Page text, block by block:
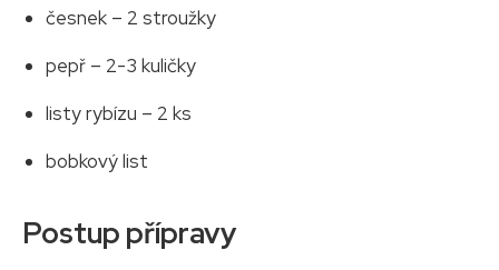
česnek – 2 stroužky
pepř – 2-3 kuličky
listy rybízu – 2 ks
bobkový list
Postup přípravy